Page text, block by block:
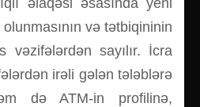
və tətbiqininin
vəzifələrdən sayılır. İcra
irəli gələn tələblərə
də ATM-in profilinə,